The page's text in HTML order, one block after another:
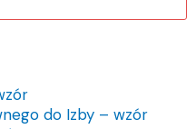
do Izby – wzór